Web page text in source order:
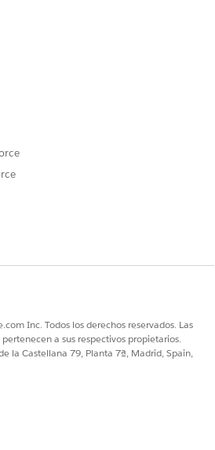
la solicitud de realización
crear un flujo en Flow Builder
como aprobaciones de
Utilice Flow Builder para crear
conectores que definen cómo se
Inc. Todos los derechos reservados. Las
a sus respectivos propietarios.
la Castellana 79, Planta 7ª, Madrid, Spain,